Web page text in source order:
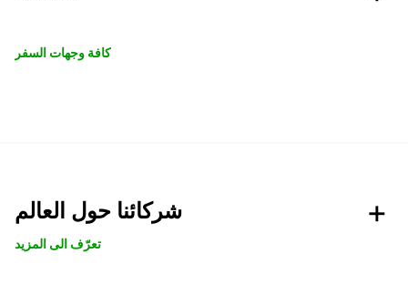
كافة وجهات السفر
شركائنا حول العالم
تعرّف الى المزيد